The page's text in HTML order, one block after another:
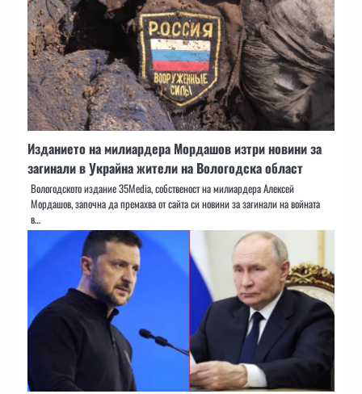
Изданието на милиардера Мордашов изтри новини за
загинали в Украйна жители на Вологодска област
Вологодското издание 35Media, собственост на милиардера Алексей
Мордашов, започна да премахва от сайта си новини за загинали на войната
в…